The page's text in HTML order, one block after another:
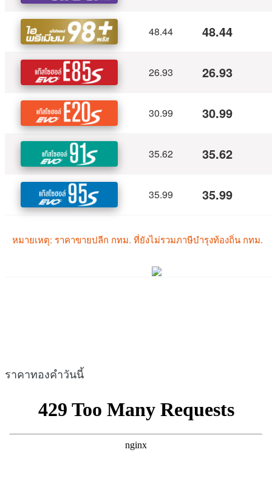
ราคาทองคำวันนี้